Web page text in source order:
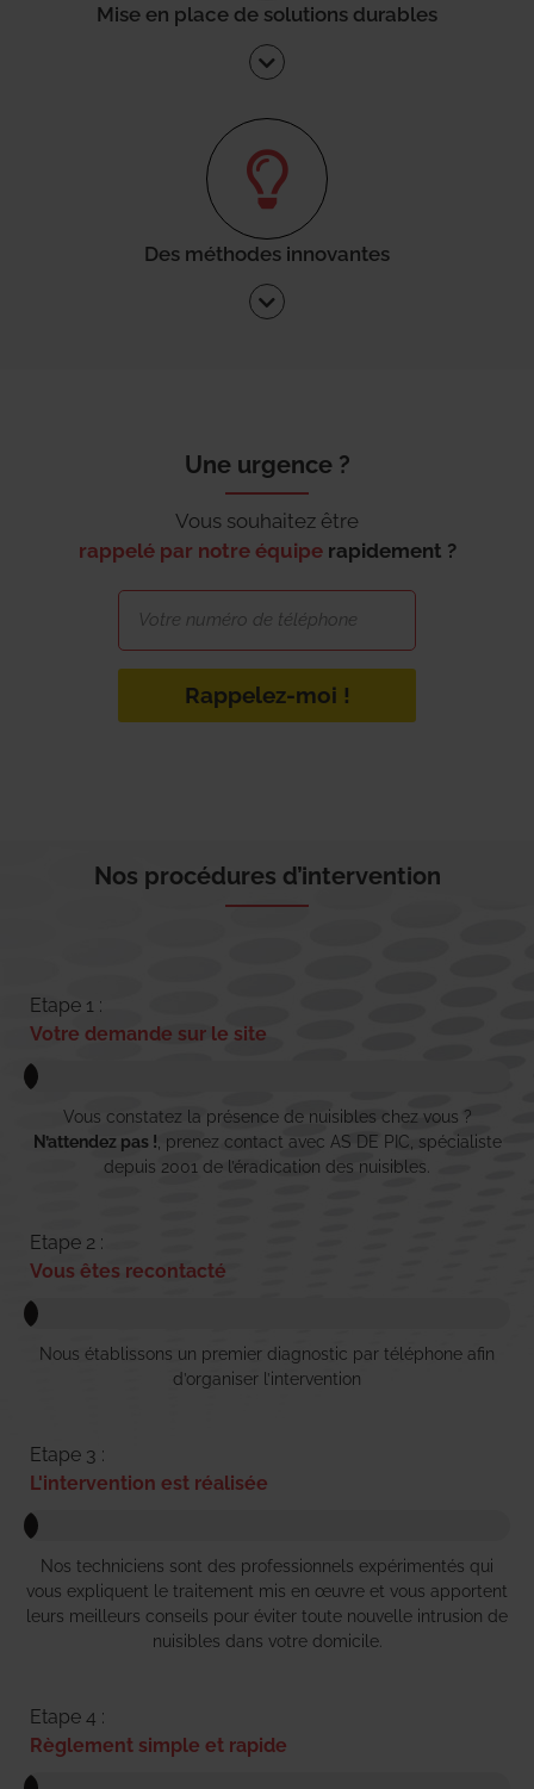
Mise en place de solutions durables
Des méthodes innovantes
Une urgence ?
Vous souhaitez être
rappelé par notre équipe rapidement ?
Rappelez-moi !
Nos procédures d’intervention
Etape 1 :
Votre demande sur le site
Vous constatez la présence de nuisibles chez vous ?
N’attendez pas ! , prenez contact avec AS DE PIC, spécialiste
depuis 2001 de l’éradication des nuisibles.
Etape 2 :
Vous êtes recontacté
Nous établissons un premier diagnostic par téléphone afin
d’organiser l’intervention
Etape 3 :
L'intervention est réalisée
Nos techniciens sont des professionnels expérimentés qui
vous expliquent le traitement mis en œuvre et vous apportent
leurs meilleurs conseils pour éviter toute nouvelle intrusion de
nuisibles dans votre domicile.
Etape 4 :
Règlement simple et rapide